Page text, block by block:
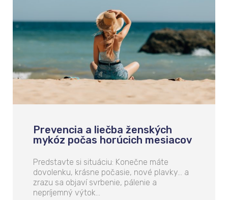
Prevencia a liečba ženských
mykóz počas horúcich mesiacov
Predstavte si situáciu: Konečne máte
dovolenku, krásne počasie, nové plavky… a
zrazu sa objaví svrbenie, pálenie a
nepríjemný výtok…